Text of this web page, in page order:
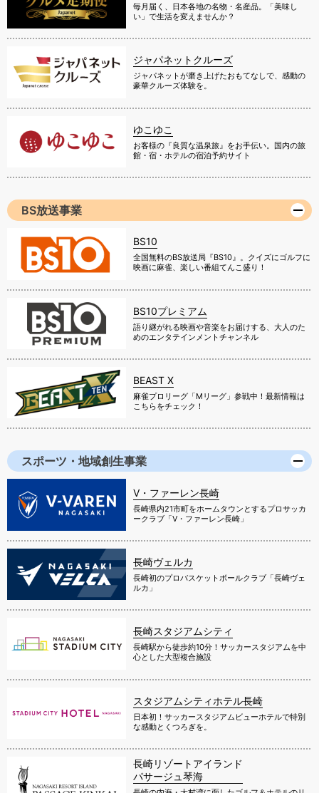
毎月届く、日本各地の名物・名産品。「美味し
い」で生活を変えませんか？
ジャパネットクルーズ
ジャパネットが磨き上げたおもてなしで、感動の
豪華クルーズ体験を。
ゆこゆこ
お客様の『良質な温泉旅』をお手伝い。国内の旅
館・宿・ホテルの宿泊予約サイト
BS放送事業
BS10
全国無料のBS放送局『BS10』。クイズにゴルフに
映画に麻雀、楽しい番組てんこ盛り！
BS10プレミアム
語り継がれる映画や音楽をお届けする、大人のた
めのエンタテインメントチャンネル
BEAST X
麻雀プロリーグ「Mリーグ」参戦中！最新情報は
こちらをチェック！
スポーツ・地域創生事業
V・ファーレン長崎
長崎県内21市町をホームタウンとするプロサッカ
ークラブ「V・ファーレン長崎」
長崎ヴェルカ
長崎初のプロバスケットボールクラブ「長崎ヴェ
ルカ」
長崎スタジアムシティ
長崎駅から徒歩約10分！サッカースタジアムを中
心とした大型複合施設
スタジアムシティホテル長崎
日本初！サッカースタジアムビューホテルで特別
な感動とくつろぎを。
長崎リゾートアイランド
パサージュ琴海